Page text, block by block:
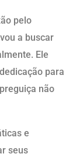
pelo
a buscar
Ele
para
não
e
seus